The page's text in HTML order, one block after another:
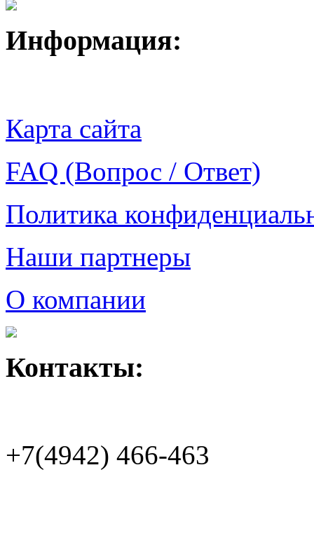
Информация:
Карта сайта
FAQ (Вопрос / Ответ)
Политика
Наши партнеры
О компании
Контакты:
+7(4942) 466-463